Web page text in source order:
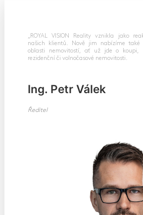
„ROYAL VISION Reality vznikla jako
našich klientů. Nově jim nabízíme také
oblasti nemovitostí, ať už jde o koupi,
rezidenční či volnočasové nemovitosti.
Ing. Petr Válek
Ředitel